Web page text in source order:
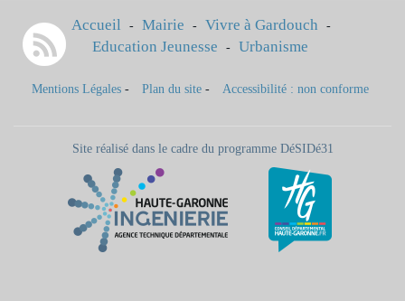
Accueil - Mairie - Vivre à Gardouch -
Education Jeunesse - Urbanisme
Mentions Légales - Plan du site - Accessibilité : non conforme
Site réalisé dans le cadre du programme DéSIDé31